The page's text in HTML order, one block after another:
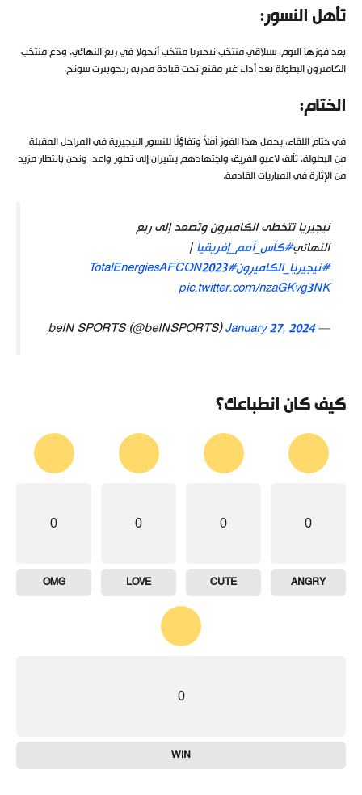
تأهل النسور:
بعد فوزها اليوم، سيلاقي منتخب نيجيريا منتخب أنجولا في ربع النهائي. ودع منتخب
الكاميرون البطولة بعد أداء غير مقنع تحت قيادة مدربه ريجوبيرت سونج.
الختام:
في ختام اللقاء، يحمل هذا الفوز أملاً وتفاؤلًا للنسور النيجيرية في المراحل المقبلة
من البطولة. تألق لاعبو الفريق واجتهادهم يشيران إلى تطور واعد، ونحن بانتظار مزيد
من الإثارة في المباريات القادمة.
نيجيريا تتخطى الكاميرون وتصعد إلى ربع
النهائي#كأس_أمم_إفريقيا|
#نيجيريا_الكاميرون#TotalEnergiesAFCON2023
pic.twitter.com/nzaGKvg3NK
— beIN SPORTS (@beINSPORTS)
January 27, 2024
كيف كان انطباعك؟
0
ANGRY
0
CUTE
0
LOVE
0
OMG
0
WIN